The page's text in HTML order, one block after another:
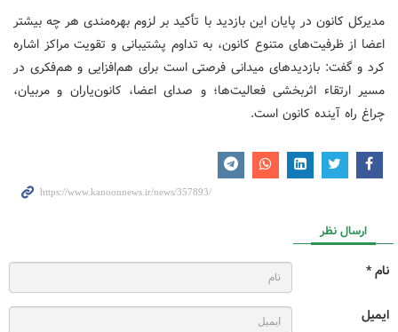
مدیرکل کانون در پایان این بازدید با تأکید بر لزوم بهره‌مندی هر چه بیشتر
اعضا از ظرفیت‌های متنوع کانون، به تداوم پشتیبانی و تقویت مراکز اشاره
کرد و گفت: بازدیدهای میدانی فرصتی است برای هم‌افزایی و هم‌فکری در
مسیر ارتقاء اثربخشی فعالیت‌ها؛ و صدای اعضا، کانون‌یاران و مربیان،
چراغ راه آینده کانون است.
ارسال نظر
نام *
ایمیل